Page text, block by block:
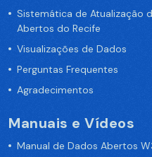
Sistemática de Atualização
Abertos do Recife
Visualizações de Dados
Perguntas Frequentes
Agradecimentos
Manuais e Vídeos
Manual de Dados Abertos